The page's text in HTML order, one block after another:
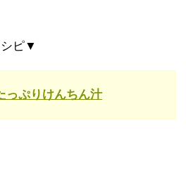
シピ▼
っぷりけんちん汁